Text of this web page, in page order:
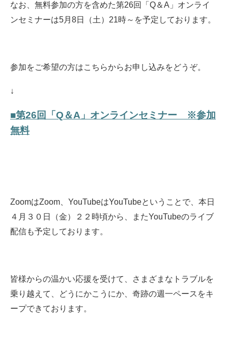
なお、無料参加の方を含めた第26回「Q＆A」オンライ
ンセミナーは5月8日（土）21時～を予定しております。
参加をご希望の方はこちらからお申し込みをどうぞ。
↓
■第26回「Q＆A」オンラインセミナー ※参加
無料
ZoomはZoom、YouTubeはYouTubeということで、本日
４月３０日（金）２２時頃から、またYouTubeのライブ
配信も予定しております。
皆様からの温かい応援を受けて、さまざまなトラブルを
乗り越えて、どうにかこうにか、奇跡の週一ペースをキ
ープできております。